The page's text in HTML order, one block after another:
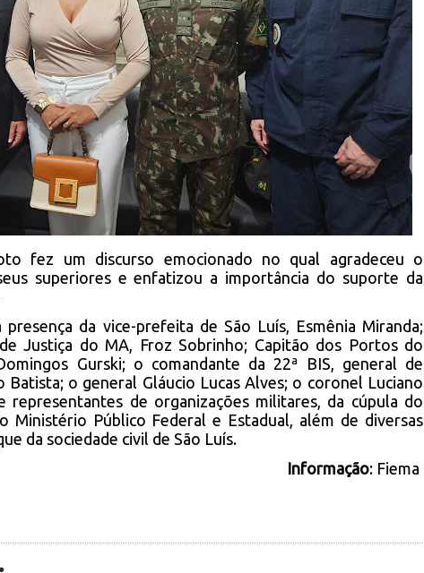
fez um discurso emocionado no qual agradeceu o
superiores e enfatizou a importância do suporte da
da vice-prefeita de São Luís, Esmênia Miranda;
Justiça do MA, Froz Sobrinho; Capitão dos Portos do
Gurski; o comandante da 22ª BIS, general de
Batista; o general Gláucio Lucas Alves; o coronel Luciano
representantes de organizações militares, da cúpula do
Ministério Público Federal e Estadual, além de diversas
da sociedade civil de São Luís.
Informação: Fiema